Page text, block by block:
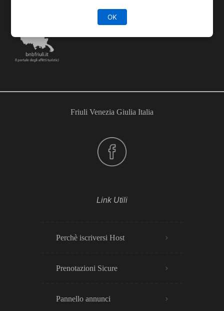
Friuli Venezia Giulia Italia
Link Utili
Perchè iscriversi Host
Prenotazioni Sicure
Pannello annunci
OK